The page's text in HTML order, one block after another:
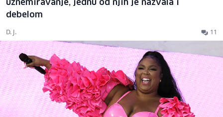
uznemiravanje, jednu od njih je nazvala i
debelom
D. J. 11